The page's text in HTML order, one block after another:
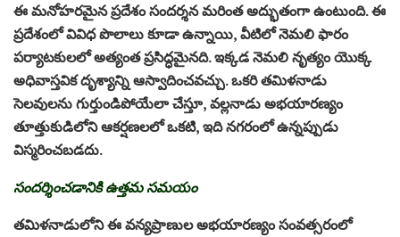
ఈ మనోహరమైన ప్రదేశం సందర్శన మరింత అద్భుతంగా ఉంటుంది. ఈ
ప్రదేశంలో వివిధ పొలాలు కూడా ఉన్నాయి, వీటిలో నెమలి ఫారం
పర్యాటకులలో అత్యంత ప్రసిద్ధమైనది. ఇక్కడ నెమలి నృత్యం యొక్క
అధివాస్తవిక దృశ్యాన్ని ఆస్వాదించవచ్చు. ఒకరి తమిళనాడు
సెలవులను గుర్తుండిపోయేలా చేస్తూ, వల్లనాడు అభయారణ్యం
తూత్తుకుడిలోని ఆకర్షణలలో ఒకటి, ఇది నగరంలో ఉన్నప్పుడు
విస్మరించబడదు.
సందర్శించడానికి ఉత్తమ సమయం
తమిళనాడులోని ఈ వన్యప్రాణుల అభయారణ్యం సంవత్సరంలో